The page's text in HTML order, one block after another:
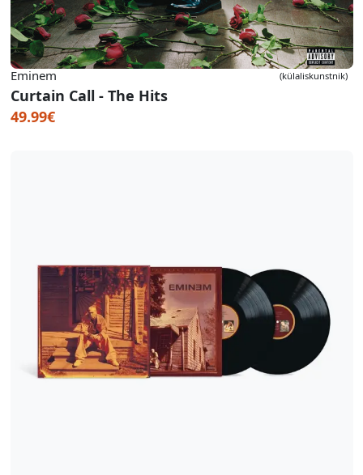
Eminem (külaliskunstnik)
Curtain Call - The Hits
49.99€